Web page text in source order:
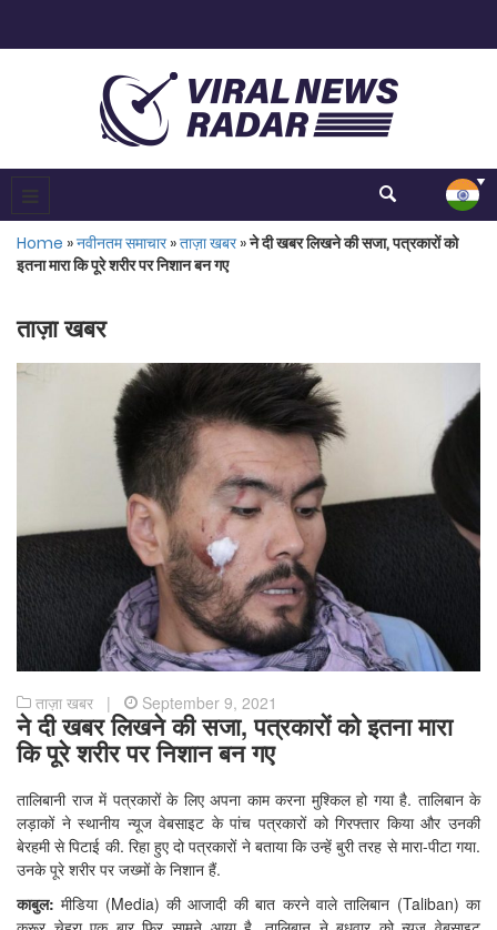
Home »नवीनतम समाचार»ताज़ा खबर»ने दी खबर लिखने की सजा, पत्रकारों को
इतना मारा कि पूरे शरीर पर निशान बन गए
ताज़ा खबर
ताज़ा खबर | September 9, 2021
ने दी खबर लिखने की सजा, पत्रकारों को इतना मारा
कि पूरे शरीर पर निशान बन गए
तालिबानी राज में पत्रकारों के लिए अपना काम करना मुश्किल हो गया है. तालिबान के
लड़ाकों ने स्थानीय न्यूज वेबसाइट के पांच पत्रकारों को गिरफ्तार किया और उनकी
बेरहमी से पिटाई की. रिहा हुए दो पत्रकारों ने बताया कि उन्हें बुरी तरह से मारा-पीटा गया.
उनके पूरे शरीर पर जख्मों के निशान हैं.
काबुल:मीडिया (Media) की आजादी की बात करने वाले तालिबान (Taliban) का